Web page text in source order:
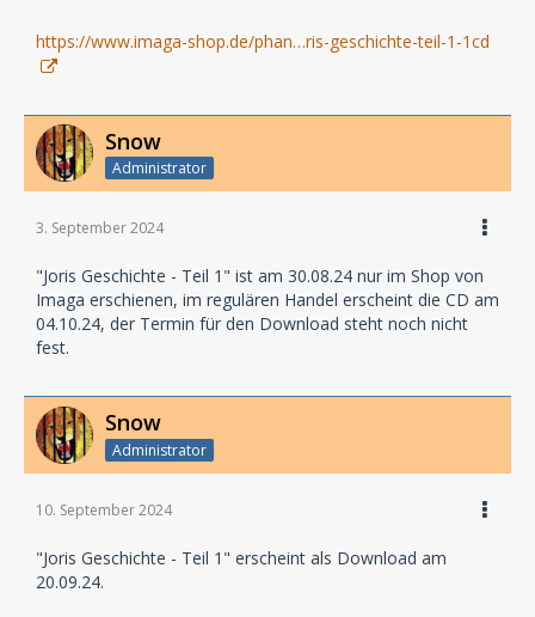
https://www.imaga-shop.de/phan…ris-geschichte-teil-1-1cd
Snow
Administrator
3. September 2024
"Joris Geschichte - Teil 1" ist am 30.08.24 nur im Shop von
Imaga erschienen, im regulären Handel erscheint die CD am
04.10.24, der Termin für den Download steht noch nicht
fest.
Snow
Administrator
10. September 2024
"Joris Geschichte - Teil 1" erscheint als Download am
20.09.24.